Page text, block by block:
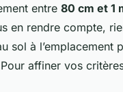
entre 80 cm et 1
en rendre compte,
sol à
Pour affiner vos